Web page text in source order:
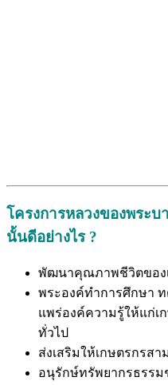
โครงการหลวงของพระบ
นั้นดีอย่างไร ?
พัฒนาคุณภาพชีวิตของ
พระองค์ทำการศึกษา ท
แพร่องค์ความรู้ให้แก่เ
ทั่วไป
ส่งเสริมให้เกษตรกรสา
อนุรักษ์ทรัพยากรธรรม